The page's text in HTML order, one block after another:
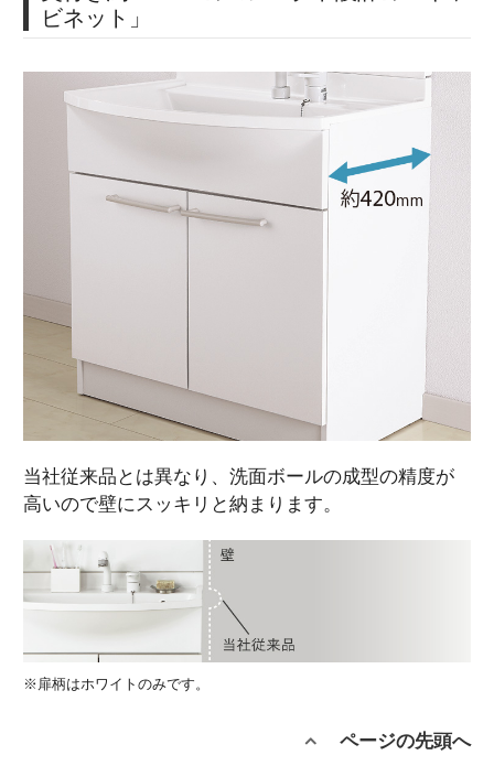
ビネット」
当社従来品とは異なり、洗面ボールの成型の精度が
高いので壁にスッキリと納まります。
※扉柄はホワイトのみです。
ページの先頭へ